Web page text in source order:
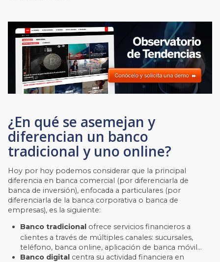
¿En qué se asemejan y
diferencian un banco
tradicional y uno online?
Hoy por hoy podemos considerar que la principal
diferencia en banca comercial (por diferenciarla de
banca de inversión), enfocada a particulares (por
diferenciarla de la banca corporativa o banca de
empresas), es la siguiente:
Banco tradicional ofrece servicios financieros a
clientes a través de múltiples canales: sucursales,
teléfono, banca online, aplicación de banca móvil…
Banco digital centra su actividad financiera en